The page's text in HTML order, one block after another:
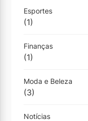
Esportes
(1)
Finanças
(1)
Moda e Beleza
(3)
Notícias